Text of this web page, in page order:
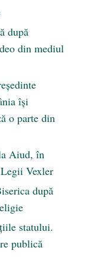
după
din mediul
își
o parte din
Aiud, în
Vexler
după
statului.
publică